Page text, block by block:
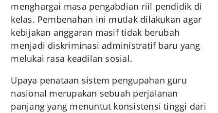
menghargai masa pengabdian riil pendidik di
kelas. Pembenahan ini mutlak dilakukan agar
kebijakan anggaran masif tidak berubah
menjadi diskriminasi administratif baru yang
melukai rasa keadilan sosial.
Upaya penataan sistem pengupahan guru
nasional merupakan sebuah perjalanan
panjang yang menuntut konsistensi tinggi dari